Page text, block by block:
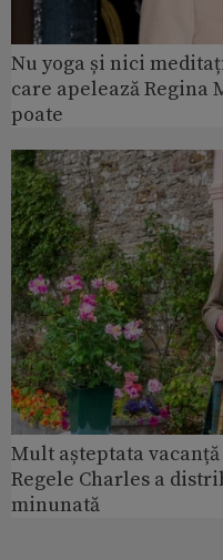
Nu yoga și nici
care apelează Regina
poate
Mult așteptata
Regele Charles a
minunată